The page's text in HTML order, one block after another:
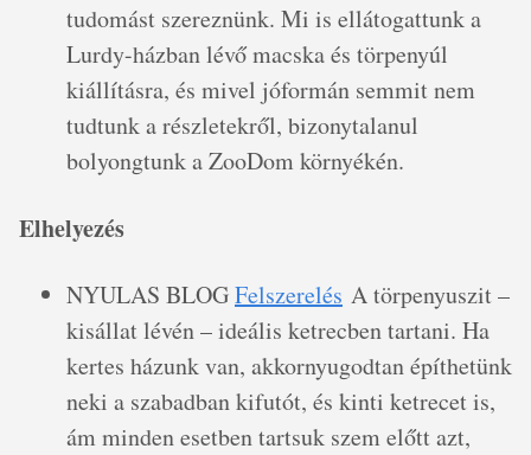
tudomást szereznünk. Mi is ellátogattunk a
Lurdy-házban lévő macska és törpenyúl
kiállításra, és mivel jóformán semmit nem
tudtunk a részletekről, bizonytalanul
bolyongtunk a ZooDom környékén.
Elhelyezés
NYULAS BLOGFelszerelés A törpenyuszit –
kisállat lévén – ideális ketrecben tartani. Ha
kertes házunk van, akkornyugodtan építhetünk
neki a szabadban kifutót, és kinti ketrecet is,
ám minden esetben tartsuk szem előtt azt,